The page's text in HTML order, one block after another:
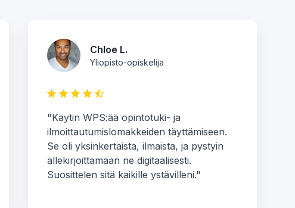
Chloe L.
Yliopisto-opiskelija
"Käytin WPS:ää opintotuki- ja
ilmoittautumislomakkeiden täyttämiseen.
Se oli yksinkertaista, ilmaista, ja pystyin
allekirjoittamaan ne digitaalisesti.
Suosittelen sitä kaikille ystävilleni."